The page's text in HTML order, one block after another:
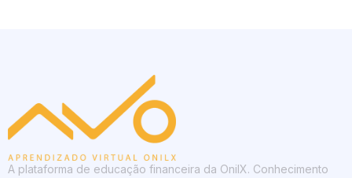
A plataforma de educação financeira da OnilX. Conhecimento